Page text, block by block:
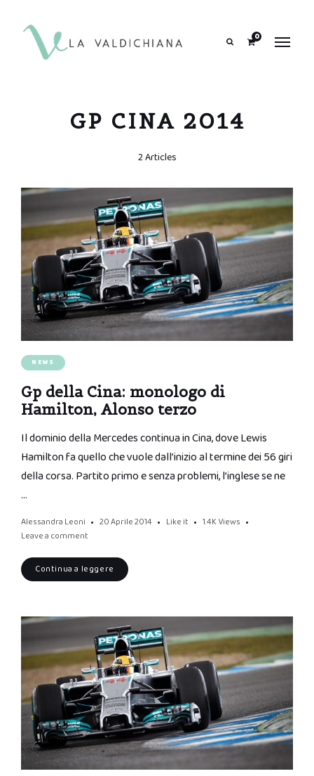
0
GP CINA 2014
2 Articles
NEWS
Gp della Cina: monologo di
Hamilton, Alonso terzo
Il dominio della Mercedes continua in Cina, dove Lewis
Hamilton fa quello che vuole dall’inizio al termine dei 56 giri
della corsa. Partito primo e senza problemi, l’inglese se ne
…
Alessandra Leoni 20 Aprile 2014 Like it 1.4K Views
Leave a comment
Continua a leggere